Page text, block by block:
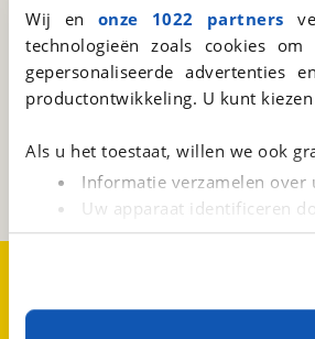
Wij en onze 1022 partners
technologieën zoals cookies
gepersonaliseerde
productontwikkeling. U kunt
Als u het toestaat, willen we ook
Informatie verzamelen over
Uw apparaat identificeren
Lees meer over hoe uw
Met cookies en vergelijkbare
viaBOVAG.nl
3981 AJ Bunnik
Een initiatief van
BOVAG
Download 'm nu.